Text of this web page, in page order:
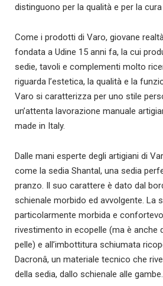
distinguono per la qualità e per la
Come i prodotti di Varo, giovane
fondata a Udine 15 anni fa, la cui
sedie, tavoli e complementi molto
riguarda l’estetica, la qualità e la
Varo si caratterizza per uno stile
un’attenta lavorazione manuale
made in Italy.
Dalle mani esperte degli artigiani di
come la sedia Shantal, una sedia
pranzo. Il suo carattere è dato dal
schienale morbido ed avvolgente. La
particolarmente morbida e
rivestimento in ecopelle (ma è anche
pelle) e all’imbottitura schiumata
Dacronâ, un materiale tecnico che
della sedia, dallo schienale alle gambe.